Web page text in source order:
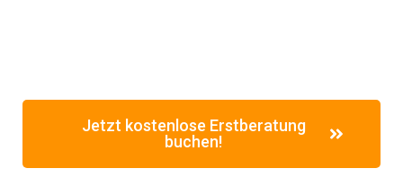
Jetzt kostenlose Erstberatung
buchen!